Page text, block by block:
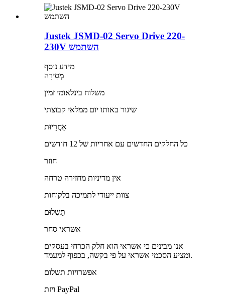
Justek JSMD-02 Servo Drive 220-
230V השתמש
מידע נוסף
מְסִירָה
משלוח בינלאומי זמין
שיגור באותו יום ממלאי קבוצתי
אַחֲרָיוּת
כל החלקים החדשים עם אחריות של 12 חודשים
חוזר
אין מדיניות מחזירה טרחה
צוות ייעודי לתמיכה בלקוחות
תַשְׁלוּם
אשראי סחר
אנו מבינים כי אשראי הוא חלק הכרחי בעסקים
ומציע הסכמי אשראי על פי בקשה, בכפוף למעמד.
אפשרויות תשלום
ויזת PayPal